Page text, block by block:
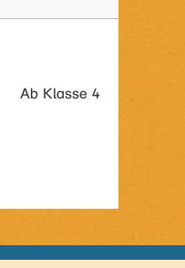
Ab Klasse 4